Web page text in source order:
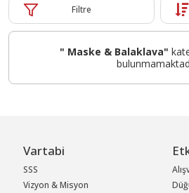
Filtre
" Maske & Balaklava"
Vartabi
SSS
Vizyon & Misyon